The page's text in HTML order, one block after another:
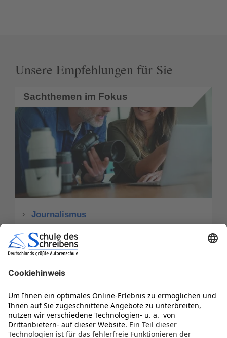
Unsere Empfehlungen für Sie
Sachthemen im Fokus
Journalismus
Service
Infos kostenlos anfordern